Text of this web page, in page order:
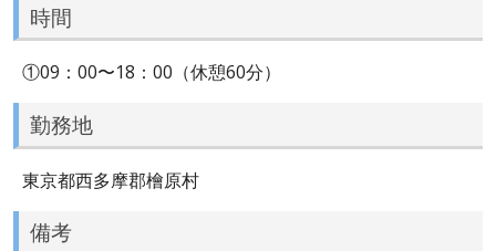
時間
①09：00〜18：00（休憩60分）
勤務地
東京都西多摩郡檜原村
備考